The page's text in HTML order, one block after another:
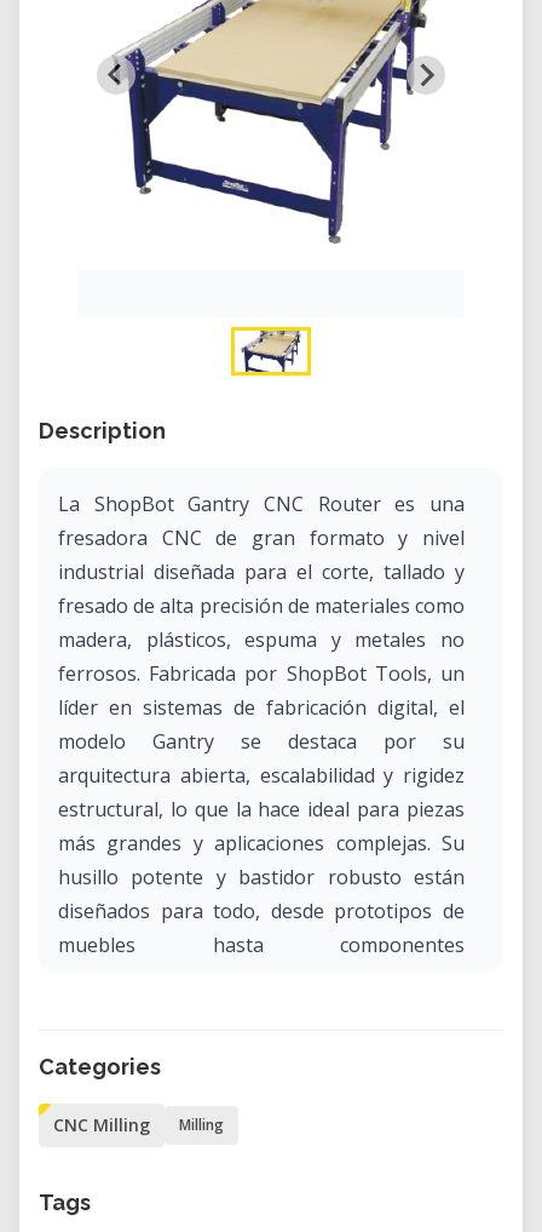
Description
La ShopBot Gantry CNC Router es una
fresadora CNC de gran formato y nivel
industrial diseñada para el corte, tallado y
fresado de alta precisión de materiales como
madera, plásticos, espuma y metales no
ferrosos. Fabricada por ShopBot Tools, un
líder en sistemas de fabricación digital, el
modelo Gantry se destaca por su
arquitectura abierta, escalabilidad y rigidez
estructural, lo que la hace ideal para piezas
más grandes y aplicaciones complejas. Su
husillo potente y bastidor robusto están
diseñados para todo, desde prototipos de
muebles hasta componentes
nuestro laboratorio?
Alquilar la ShopBot Gantry CNC en nuestro
diseñado para precisión y productividad. Ya
Categories
CNC Milling Milling
Tags